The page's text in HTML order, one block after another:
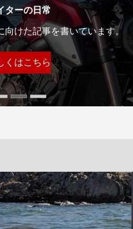
になるニュースまとめ
や人物について深掘りしてい
くはこちら